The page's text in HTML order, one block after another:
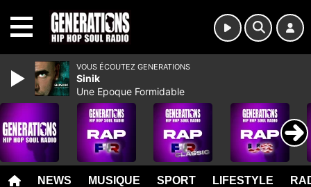
NEWS MUSIQUE SPORT LIFESTYLE
VOUS ÉCOUTEZ GENERATIONS
Sinik
Une Epoque Formidable